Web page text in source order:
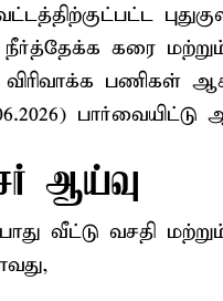
வட்டத்திற்குட்பட்ட
கரை
பணிகள்
ஆய்வு
வீட்டு வசதி